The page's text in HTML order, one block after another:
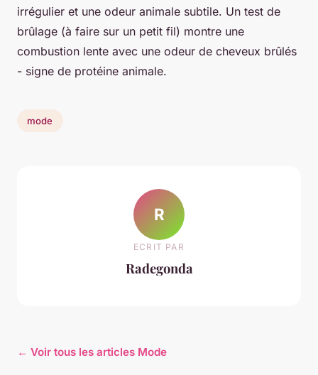
irrégulier et une odeur animale subtile. Un test de
brûlage (à faire sur un petit fil) montre une
combustion lente avec une odeur de cheveux brûlés
- signe de protéine animale.
mode
R
ECRIT PAR
Radegonda
← Voir tous les articles Mode